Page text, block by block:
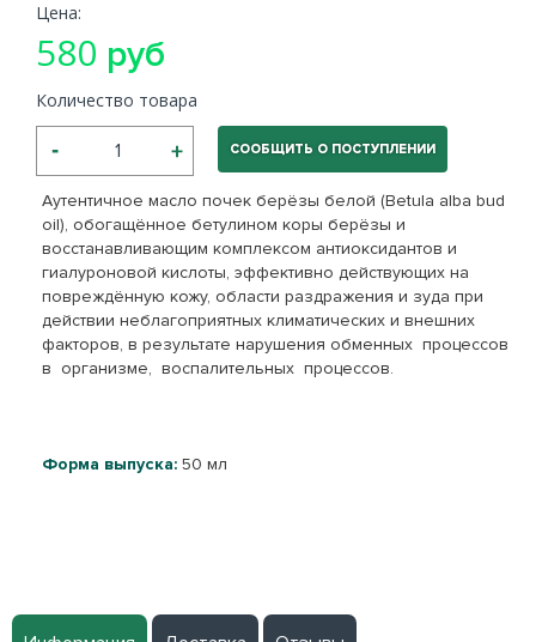
Аутентичное масло почек берёзы белой (Betula аlba bud
oil), обогащённое бетулином коры берёзы и
восстанавливающим комплексом антиоксидантов и
гиалуроновой кислоты, эффективно действующих на
повреждённую кожу, области раздражения и зуда при
действии неблагоприятных климатических и внешних
факторов, в результате нарушения обменных процессов
в организме, воспалительных процессов.
Форма выпуска: 50 мл
Цена:
580 руб
Количество товара
СООБЩИТЬ О ПОСТУПЛЕНИИ